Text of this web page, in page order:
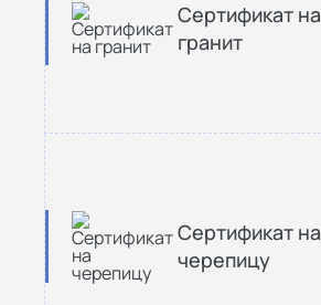
Сертификат на
гранит
Сертификат на
черепицу